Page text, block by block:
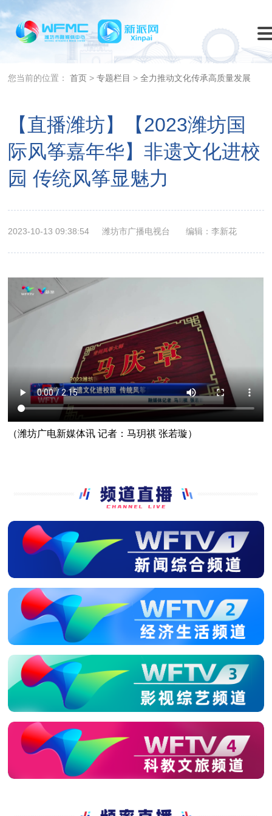
您当前的位置：首页 >专题栏目 >全力推动文化传承高质量发展
【直播潍坊】【2023潍坊国
际风筝嘉年华】非遗文化进校
园 传统风筝显魅力
2023-10-13 09:38:54 潍坊市广播电视台 编辑：李新花
（潍坊广电新媒体讯 记者：马玥祺 张若璇）